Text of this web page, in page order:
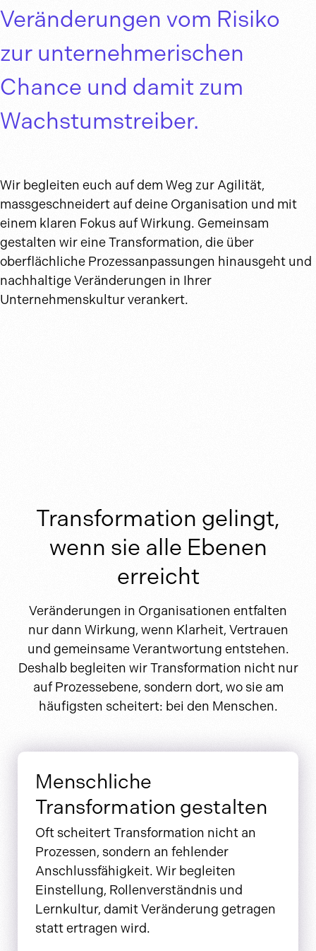
Veränderungen vom Risiko
zur unternehmerischen
Chance und damit zum
Wachstumstreiber.
Wir begleiten euch auf dem Weg zur Agilität,
massgeschneidert auf deine Organisation und mit
einem klaren Fokus auf Wirkung. Gemeinsam
gestalten wir eine Transformation, die über
oberflächliche Prozessanpassungen hinausgeht und
nachhaltige Veränderungen in Ihrer
Unternehmenskultur verankert.
Transformation gelingt,
wenn sie alle Ebenen
erreicht
Veränderungen in Organisationen entfalten
nur dann Wirkung, wenn Klarheit, Vertrauen
und gemeinsame Verantwortung entstehen.
Deshalb begleiten wir Transformation nicht nur
auf Prozessebene, sondern dort, wo sie am
häufigsten scheitert: bei den Menschen.
Menschliche
Transformation gestalten
Oft scheitert Transformation nicht an
Prozessen, sondern an fehlender
Anschlussfähigkeit. Wir begleiten
Einstellung, Rollenverständnis und
Lernkultur, damit Veränderung getragen
statt ertragen wird.